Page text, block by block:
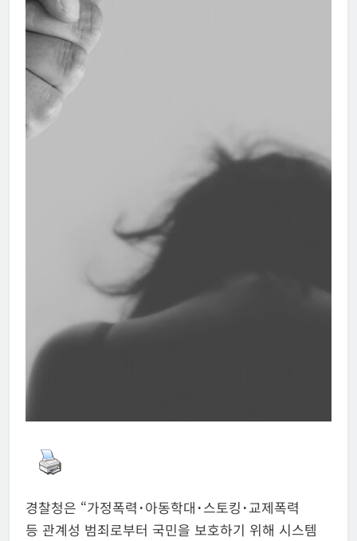
경찰청은 “가정폭력･아동학대･스토킹･교제폭력
등 관계성 범죄로부터 국민을 보호하기 위해 시스템